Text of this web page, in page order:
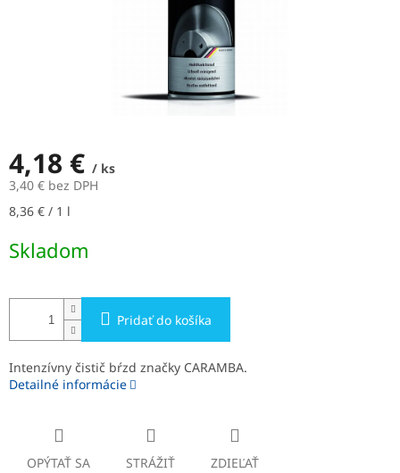
4,18 € / ks
3,40 € bez DPH
Jednotková
8,36 € / 1 l
Skladom
Pridať do košíka
Intenzívny čistič bŕzd značky CARAMBA.
Detailné informácie
OPÝTAŤ SA STRÁŽIŤ ZDIEĽAŤ